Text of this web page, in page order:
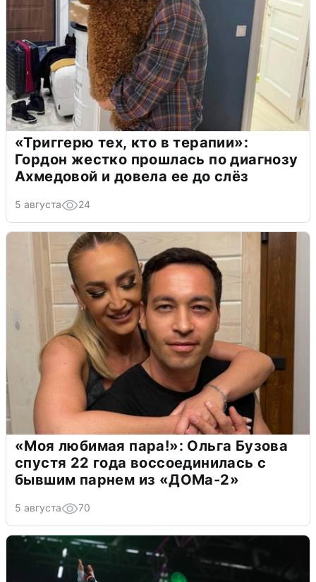
«Триггерю тех, кто в терапии»:
Гордон жестко прошлась по диагнозу
Ахмедовой и довела ее до слёз
5 августа 24
«Моя любимая пара!»: Ольга Бузова
спустя 22 года воссоединилась с
бывшим парнем из «ДОМа-2»
5 августа 70